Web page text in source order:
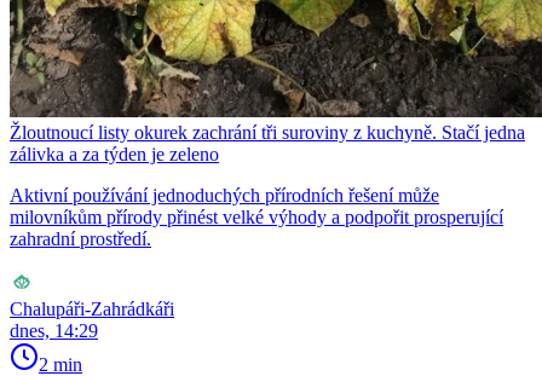
Žloutnoucí listy okurek zachrání tři suroviny z kuchyně. Stačí jedna
zálivka a za týden je zeleno
Aktivní používání jednoduchých přírodních řešení může
milovníkům přírody přinést velké výhody a podpořit prosperující
zahradní prostředí.
Chalupáři-Zahrádkáři
dnes, 14:29
2 min